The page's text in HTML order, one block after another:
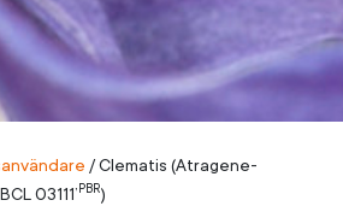
/Clematis (Atragene-
03111’ PBR)